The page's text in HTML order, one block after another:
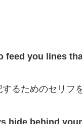
feed you lines
るためのセリフ
hide behind